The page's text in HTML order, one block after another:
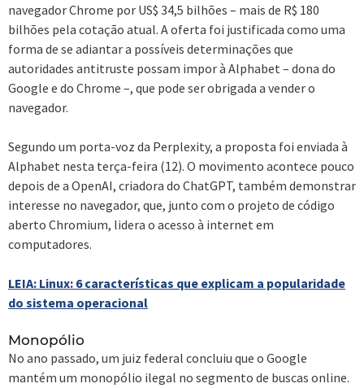
navegador Chrome por US$ 34,5 bilhões – mais de R$ 180
bilhões pela cotação atual. A oferta foi justificada como uma
forma de se adiantar a possíveis determinações que
autoridades antitruste possam impor à Alphabet – dona do
Google e do Chrome –, que pode ser obrigada a vender o
navegador.
Segundo um porta-voz da Perplexity, a proposta foi enviada à
Alphabet nesta terça-feira (12). O movimento acontece pouco
depois de a OpenAI, criadora do ChatGPT, também demonstrar
interesse no navegador, que, junto com o projeto de código
aberto Chromium, lidera o acesso à internet em
computadores.
LEIA: Linux: 6 características que explicam a popularidade
do sistema operacional
Monopólio
No ano passado, um juiz federal concluiu que o Google
mantém um monopólio ilegal no segmento de buscas online.